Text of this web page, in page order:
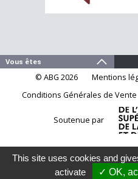
© ABG 2026 Mentions
Conditions Générales de Vente
Soutenue par
This site uses cookies and
activate
✓ OK,